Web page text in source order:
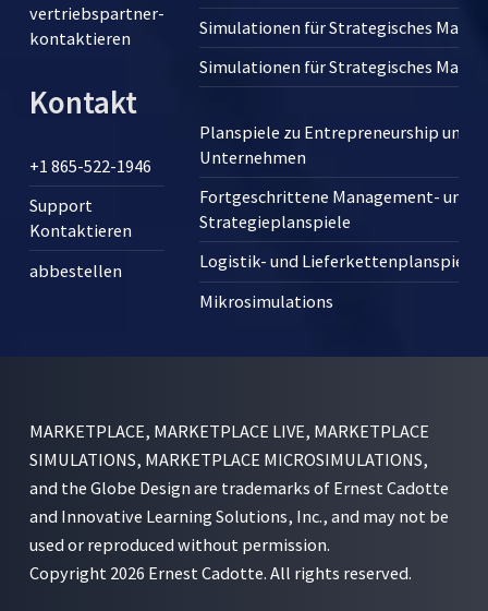
vertriebspartner-
kontaktieren
Kontakt
+1 865-522-1946
Support
Kontaktieren
abbestellen
Simulationen für Strategisches
Simulationen für Strategisches
Planspiele zu Entrepreneurship und
Unternehmen
Fortgeschrittene Management- und
Strategieplanspiele
Logistik- und Lieferkettenplanspiele
Mikrosimulations
MARKETPLACE, MARKETPLACE LIVE, MARKETPLACE
SIMULATIONS, MARKETPLACE MICROSIMULATIONS,
and the Globe Design are trademarks of Ernest Cadotte
and Innovative Learning Solutions, Inc., and may not be
used or reproduced without permission.
Copyright 2026 Ernest Cadotte. All rights reserved.